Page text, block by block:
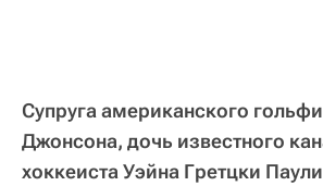
Супруга американского
Джонсона, дочь известного
хоккеиста Уэйна Гретцки